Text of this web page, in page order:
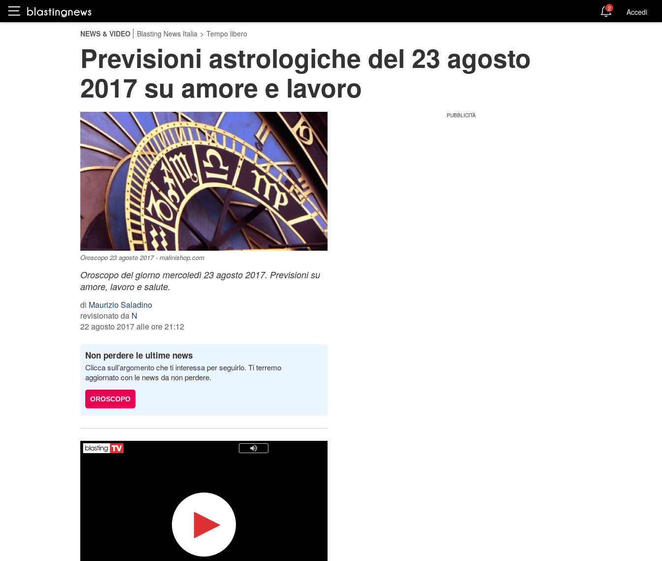
2 Accedi
NEWS & VIDEO Blasting News Italia > Tempo libero
Previsioni astrologiche del 23 agosto
2017 su amore e lavoro
Oroscopo 23 agosto 2017 - malinishop.com
Oroscopo del giorno mercoledì 23 agosto 2017. Previsioni su
amore, lavoro e salute.
di Maurizio Saladino
revisionato da N
22 agosto 2017 alle ore 21:12
Non perdere le ultime news
Clicca sull’argomento che ti interessa per seguirlo. Ti terremo
aggiornato con le news da non perdere.
OROSCOPO